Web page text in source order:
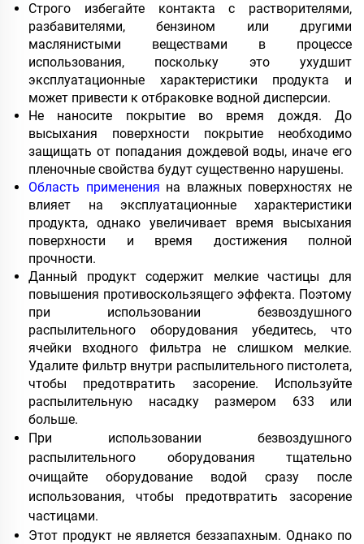
Строго избегайте контакта с растворителями,
разбавителями, бензином или другими
маслянистыми веществами в процессе
использования, поскольку это ухудшит
эксплуатационные характеристики продукта и
может привести к отбраковке водной дисперсии.
Не наносите покрытие во время дождя. До
высыхания поверхности покрытие необходимо
защищать от попадания дождевой воды, иначе его
пленочные свойства будут существенно нарушены.
Область применения на влажных поверхностях не
влияет на эксплуатационные характеристики
продукта, однако увеличивает время высыхания
поверхности и время достижения полной
прочности.
Данный продукт содержит мелкие частицы для
повышения противоскользящего эффекта. Поэтому
при использовании безвоздушного
распылительного оборудования убедитесь, что
ячейки входного фильтра не слишком мелкие.
Удалите фильтр внутри распылительного пистолета,
чтобы предотвратить засорение. Используйте
распылительную насадку размером 633 или
больше.
При использовании безвоздушного
распылительного оборудования тщательно
очищайте оборудование водой сразу после
использования, чтобы предотвратить засорение
частицами.
Этот продукт не является беззапахным. Однако по